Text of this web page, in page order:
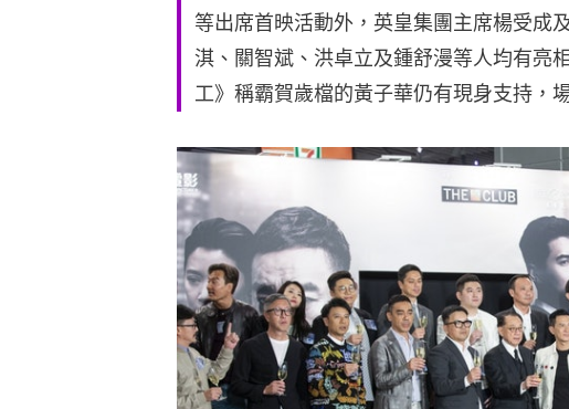
等出席首映活動外，英皇集團主席楊受成
淇、關智斌、洪卓立及鍾舒漫等人均有亮
工》稱霸賀歲檔的黃子華仍有現身支持，